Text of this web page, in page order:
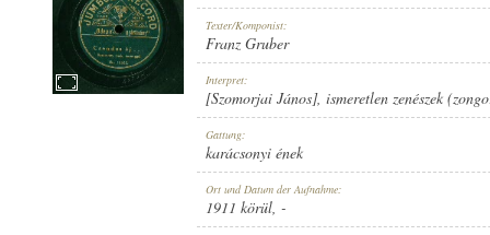
1911 KÖRÜL
Texter/Komponist:
Franz Gruber
Interpret:
[Szomorjai János], ismeretlen zenészek
Gattung:
karácsonyi ének
Ort und Datum der Aufnahme:
1911 körül, -